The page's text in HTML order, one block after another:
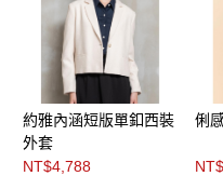
恩沛科技股份有限公司將有權停
約雅內涵短版單釦西裝
外套
NT$4,788
俐